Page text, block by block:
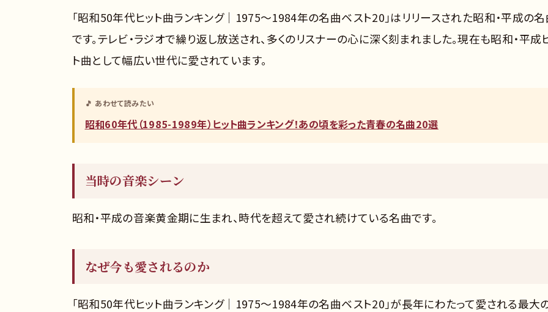
「昭和50年代ヒット曲ランキング｜1975〜1984年の名曲ベスト20」はリリースされた昭和・平成の
です。テレビ・ラジオで繰り返し放送され、多くのリスナーの心に深く刻まれました。現在も昭和・平成
ト曲として幅広い世代に愛されています。
🎵 あわせて読みたい
昭和60年代（1985-1989年）ヒット曲ランキング！あの頃を彩った青春の名曲20選
当時の音楽シーン
昭和・平成の音楽黄金期に生まれ、時代を超えて愛され続けている名曲です。
なぜ今も愛されるのか
「昭和50年代ヒット曲ランキング｜1975〜1984年の名曲ベスト20」が長年にわたって愛される最大